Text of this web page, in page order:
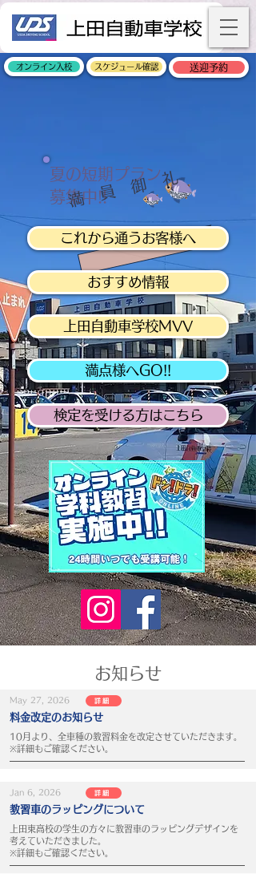
オンライン入校 スケジュール確認 送迎予約
夏の短期プラン
​募集中!!
満 員 御 礼
これから通うお客様へ
おすすめ情報
上田自動車学校MVV
満点様へGO!!
検定を受ける方はこちら
​お知らせ
May 27, 2026
料金改定のお知らせ
10月より、全車種の教習料金を改定させていただきます。
※詳細もご確認ください。
詳細
Jan 6, 2026
教習車のラッピングについて
上田東高校の学生の方々に教習車のラッピングデザインを
考えていただきました。
※詳細もご確認ください。
詳細